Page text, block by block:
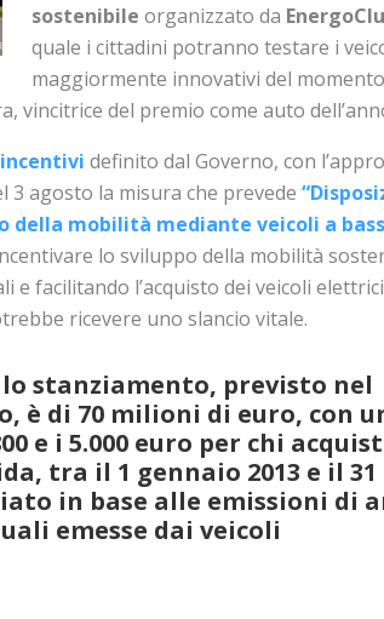
sostenibile organizzato da
quale i cittadini potranno testare i
maggiormente innovativi del
vincitrice del premio come auto
incentivi definito dal Governo, con
3 agosto la misura che prevede
della mobilità mediante veicoli a
lo sviluppo della mobilità
facilitando l’acquisto dei veicoli
ricevere uno slancio vitale.
stanziamento, previsto nel
è di 70 milioni di euro, con
e i 5.000 euro per chi
tra il 1 gennaio 2013 e il 31
in base alle emissioni di
emesse dai veicoli